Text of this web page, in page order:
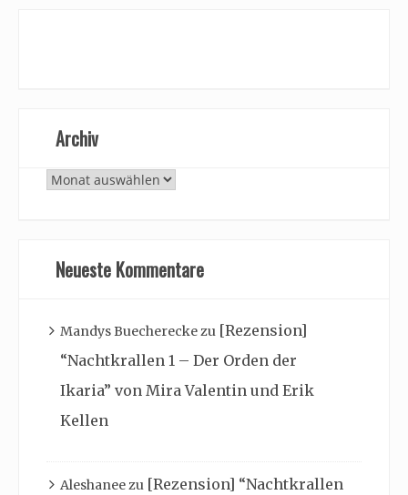
Archiv
Archiv
Neueste Kommentare
Mandys Buechereckezu [Rezension]
“Nachtkrallen 1 – Der Orden der
Ikaria” von Mira Valentin und Erik
Kellen
Aleshaneezu [Rezension] “Nachtkrallen